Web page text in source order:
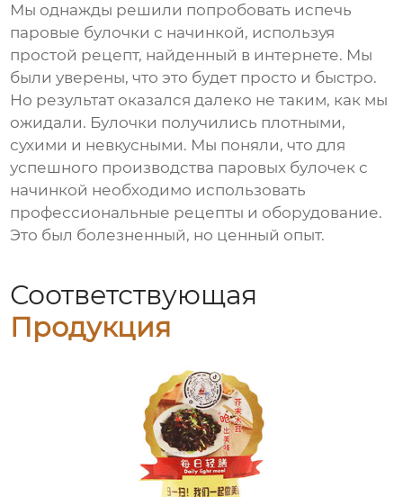
Мы однажды решили попробовать испечь
паровые булочки с начинкой, используя
простой рецепт, найденный в интернете. Мы
были уверены, что это будет просто и быстро.
Но результат оказался далеко не таким, как мы
ожидали. Булочки получились плотными,
сухими и невкусными. Мы поняли, что для
успешного производства паровых булочек с
начинкой необходимо использовать
профессиональные рецепты и оборудование.
Это был болезненный, но ценный опыт.
Соответствующая
Продукция